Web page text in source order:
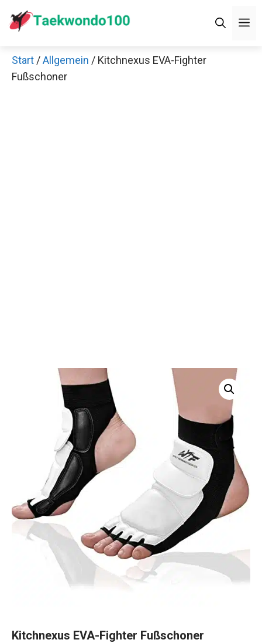
Inhalt
Start /Allgemein / Kitchnexus EVA-Fighter
Fußschoner
Kitchnexus EVA-Fighter Fußschoner